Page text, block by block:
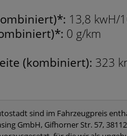
13,8 kwH/
0 g/km
(kombiniert): 323
sind im Fahrzeugpreis
GmbH, Gifhorner Str. 57,